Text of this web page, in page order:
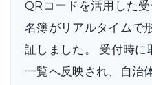
QRコードを活用した
名簿がリアルタイムで
証しました。 受付時に
一覧へ反映され、自治